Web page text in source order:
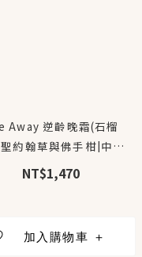
Away 逆齡晚霜(石榴
約翰草與佛手柑|中乾
性肌膚)50ml
NT$1,470